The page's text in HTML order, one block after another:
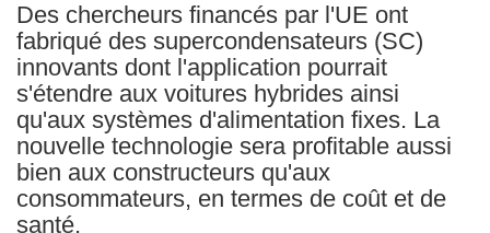
Des chercheurs financés par l'UE ont
fabriqué des supercondensateurs (SC)
innovants dont l'application pourrait
s'étendre aux voitures hybrides ainsi
qu'aux systèmes d'alimentation fixes. La
nouvelle technologie sera profitable aussi
bien aux constructeurs qu'aux
consommateurs, en termes de coût et de
santé.